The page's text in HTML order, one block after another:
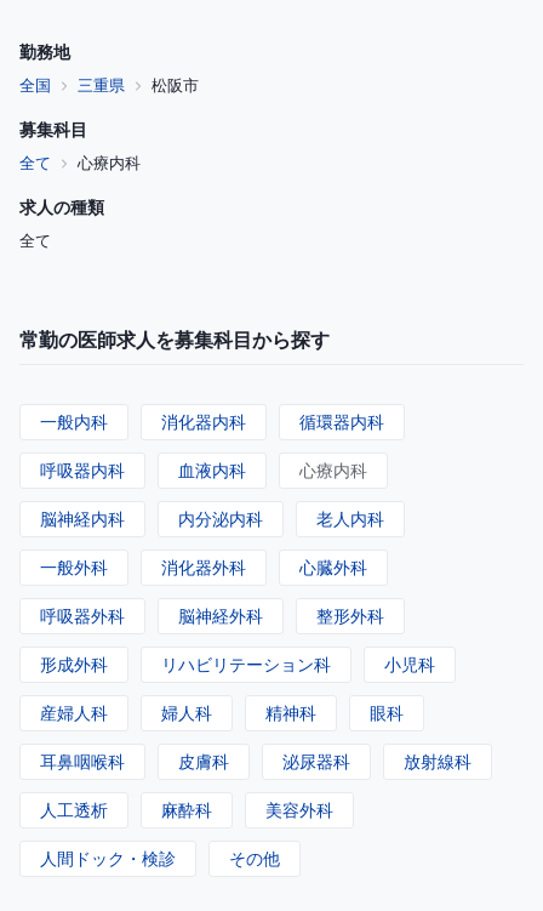
勤務地
全国 三重県 松阪市
募集科目
全て 心療内科
求人の種類
全て
常勤の医師求人を募集科目から探す
一般内科 消化器内科 循環器内科
呼吸器内科 血液内科 心療内科
脳神経内科 内分泌内科 老人内科
一般外科 消化器外科 心臓外科
呼吸器外科 脳神経外科 整形外科
形成外科 リハビリテーション科 小児科
産婦人科 婦人科 精神科 眼科
耳鼻咽喉科 皮膚科 泌尿器科 放射線科
人工透析 麻酔科 美容外科
人間ドック・検診 その他